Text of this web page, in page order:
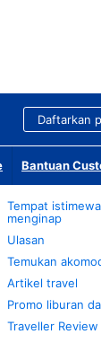
Daftarkan
Bantuan
Tempat
menginap
Ulasan
Temukan
Artikel travel
Promo liburan
Traveller